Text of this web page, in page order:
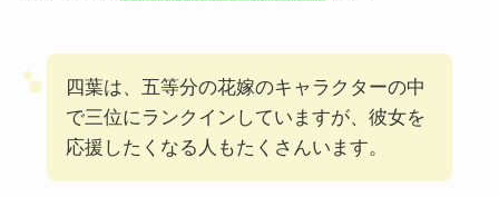
四葉は、五等分の花嫁のキャラクターの中
で三位にランクインしていますが、彼女を
応援したくなる人もたくさんいます。